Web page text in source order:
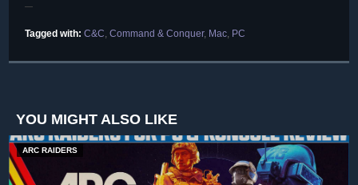
Tagged with: C&C, Command & Conquer, Mac, PC
YOU MIGHT ALSO LIKE
ARC RAIDERS